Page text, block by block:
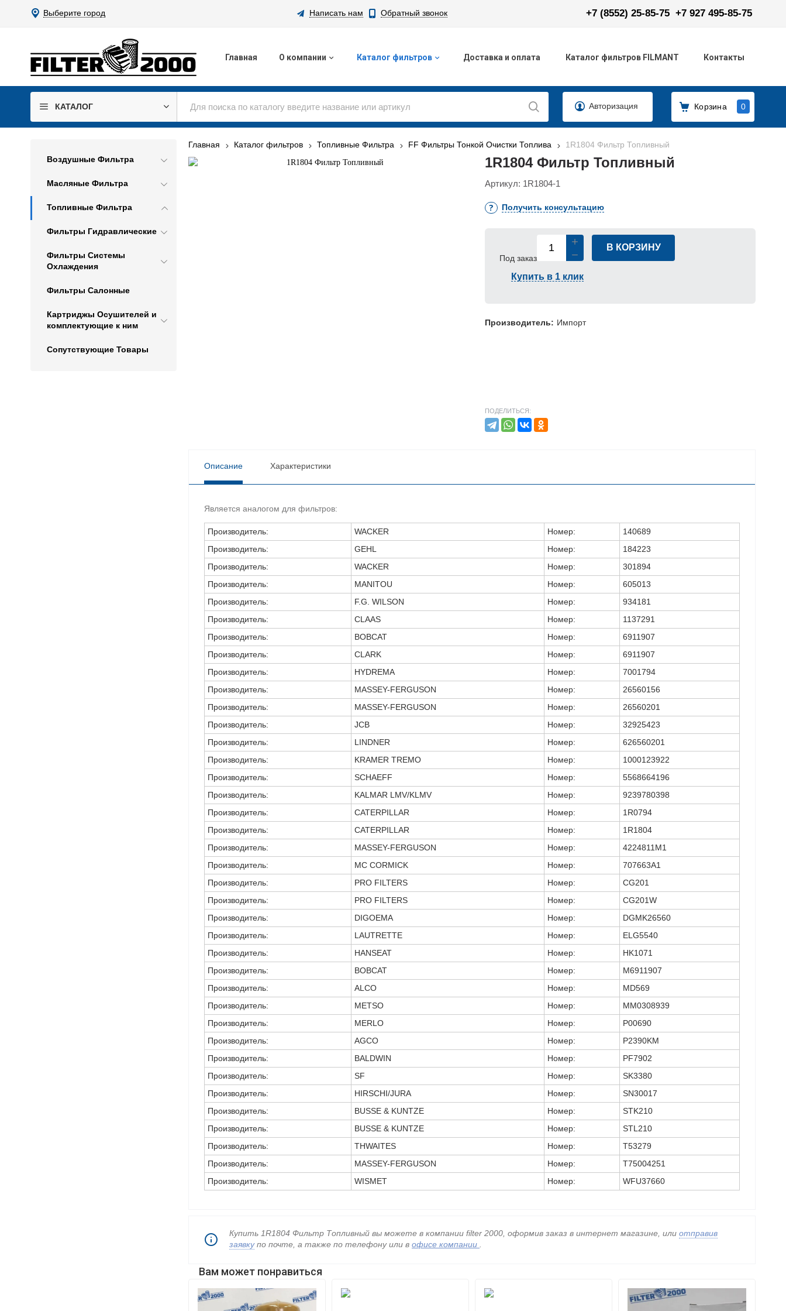
Выберите город Написать нам Обратный звонок +7 (8552) 25-85-75 +7 927 495-85-75
Главная О компании Каталог фильтров Доставка и оплата Каталог фильтров FILMANT Контакты
КАТАЛОГ Авторизация Корзина 0
Воздушные Фильтра
Масляные Фильтра
Топливные Фильтра
Фильтры Гидравлические
Фильтры Системы
Охлаждения
Фильтры Салонные
Картриджы Осушителей и
комплектующие к ним
Сопутствующие Товары
Главная Каталог фильтров Топливные Фильтра FF Фильтры Тонкой Очистки Топлива 1R1804 Фильтр Топливный
1R1804 Фильтр Топливный
Артикул: 1R1804-1
Получить консультацию
Под заказ
В КОРЗИНУ
Купить в 1 клик
Производитель: Импорт
ПОДЕЛИТЬСЯ:
Описание Характеристики
Является аналогом для фильтров:
Производитель: WACKER Номер:
140689
Производитель:
GEHL Номер:
184223
Производитель:
WACKER Номер:
301894
Производитель:
MANITOU Номер:
605013
Производитель:
F.G. WILSON Номер:
934181
Производитель:
CLAAS Номер:
1137291
Производитель:
BOBCAT Номер:
6911907
Производитель:
CLARK Номер:
6911907
Производитель:
HYDREMA Номер:
7001794
Производитель:
MASSEY-FERGUSON Номер:
26560156
Производитель:
MASSEY-FERGUSON Номер:
26560201
Производитель:
JCB Номер:
32925423
Производитель:
LINDNER Номер:
626560201
Производитель:
KRAMER TREMO Номер:
1000123922
Производитель:
SCHAEFF Номер:
5568664196
Производитель:
KALMAR LMV/KLMV Номер:
9239780398
Производитель:
CATERPILLAR Номер:
1R0794
Производитель:
CATERPILLAR Номер:
1R1804
Производитель:
MASSEY-FERGUSON Номер:
4224811M1
Производитель:
MC CORMICK Номер:
707663A1
Производитель:
PRO FILTERS Номер:
CG201
Производитель:
PRO FILTERS Номер:
CG201W
Производитель:
DIGOEMA Номер:
DGMK26560
Производитель:
LAUTRETTE Номер:
ELG5540
Производитель:
HANSEAT Номер:
HK1071
Производитель:
BOBCAT Номер:
M6911907
Производитель:
ALCO Номер:
MD569
Производитель:
METSO Номер:
MM0308939
Производитель:
MERLO Номер:
P00690
Производитель:
AGCO Номер:
P2390KM
Производитель:
BALDWIN Номер:
PF7902
Производитель:
SF Номер:
SK3380
Производитель:
HIRSCHI/JURA Номер:
SN30017
Производитель:
BUSSE & KUNTZE Номер:
STK210
Производитель:
BUSSE & KUNTZE Номер:
STL210
Производитель:
THWAITES Номер:
T53279
Производитель:
MASSEY-FERGUSON Номер:
T75004251
Производитель:
WISMET Номер: WFU37660
Купить 1R1804 Фильтр Топливный вы можете в компании filter 2000, оформив заказ в интернет магазине, или отправив
заявкупо почте, а также по телефонуили в офисе компании
Вам может понравиться